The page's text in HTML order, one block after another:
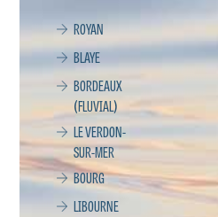
ROYAN
BLAYE
BORDEAUX
(FLUVIAL)
LE VERDON-
SUR-MER
BOURG
LIBOURNE